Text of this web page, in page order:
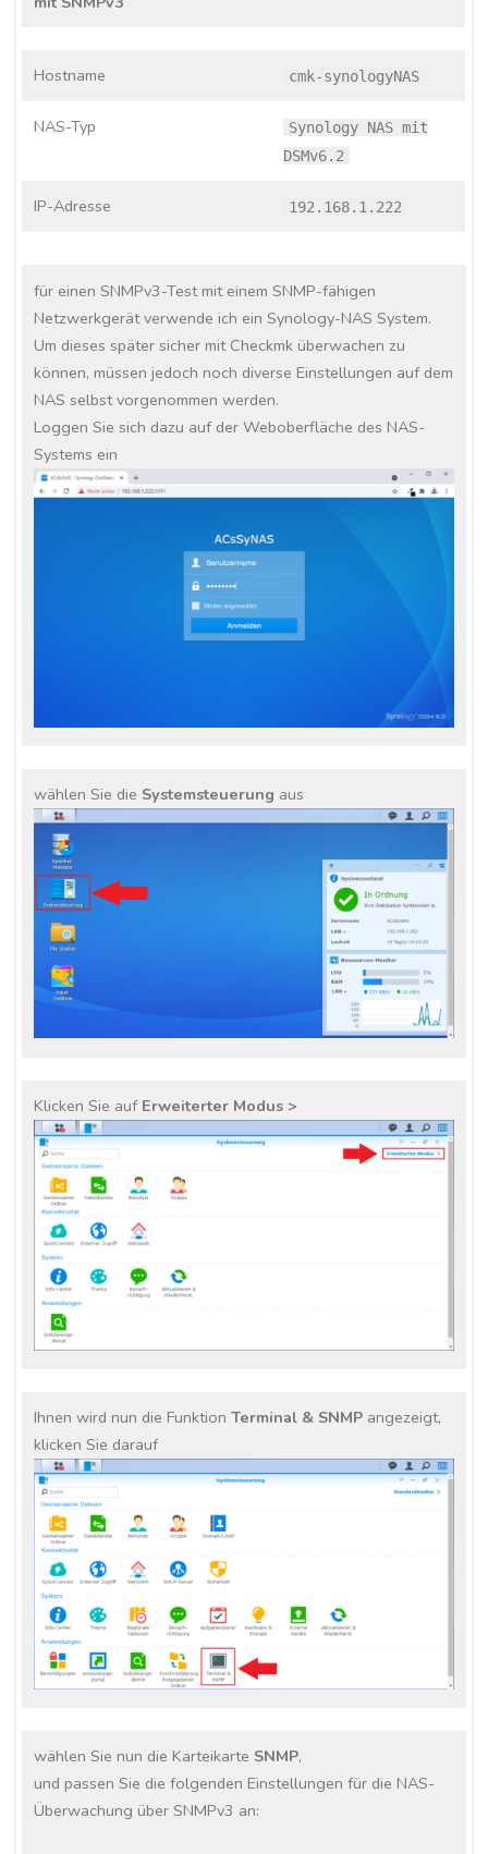
Hostname cmk-synologyNAS
NAS-Typ
Synology NAS mit
DSMv6.2
IP-Adresse 192.168.1.222
für einen SNMPv3-Test mit einem SNMP-fähigen
Netzwerkgerät verwende ich ein Synology-NAS System.
Um dieses später sicher mit Checkmk überwachen zu
können, müssen jedoch noch diverse Einstellungen auf dem
NAS selbst vorgenommen werden.
Loggen Sie sich dazu auf der Weboberfläche des NAS-
Systems ein
wählen Sie die Systemsteuerung aus
Klicken Sie auf Erweiterter Modus >
Ihnen wird nun die FunktionTerminal & SNMP angezeigt,
klicken Sie darauf
wählen Sie nun die Karteikarte SNMP,
und passen Sie die folgenden Einstellungen für die NAS-
Überwachung über SNMPv3 an: